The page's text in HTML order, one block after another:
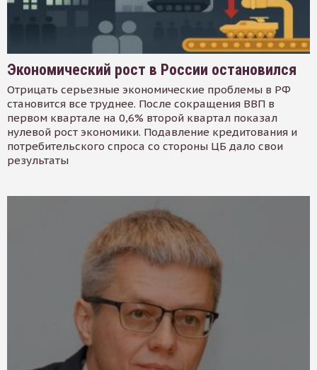
Экономический рост в России остановился
Отрицать серьезные экономические проблемы в РФ
становится все труднее. После сокращения ВВП в
первом квартале на 0,6% второй квартал показал
нулевой рост экономики. Подавление кредитования и
потребительского спроса со стороны ЦБ дало свои
результаты